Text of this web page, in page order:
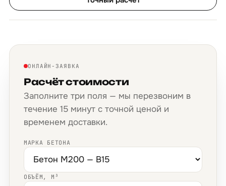
ОНЛАЙН-ЗАЯВКА
Расчёт стоимости
Заполните три поля — мы перезвоним в
течение 15 минут с точной ценой и
временем доставки.
МАРКА БЕТОНА
ОБЪЁМ, М³